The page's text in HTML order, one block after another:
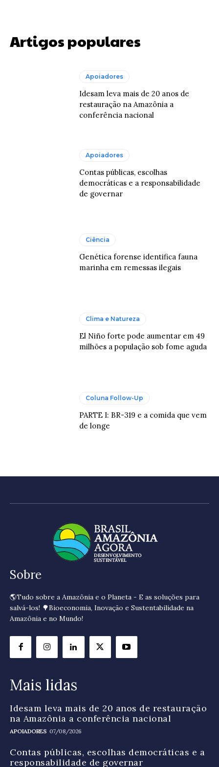
Artigos populares
Apoiadores
Idesam leva mais de 20 anos de
restauração na Amazônia a
conferência nacional
Apoiadores
Contas públicas, escolhas
democráticas e a responsabilidade
de governar
Ciência
Genética forense identifica fauna
marinha em remessas ilegais
Clima e Natureza
El Niño forte pode aumentar em 49
milhões a população sob fome aguda
Coluna Follow-Up
PARTE I: BR-319 e a comida que vem
de longe
Sobre
🌎Tudo sobre a Amazônia e o Planeta - E as soluções para
salvá-los! 🌳Bioeconomia, Inovação e Sustentabilidade na
Amazônia e no Mundo!
Mais lidas
Idesam leva mais de 20 anos de restauração
na Amazônia a conferência nacional
APOIADORES 07/08/2026
Contas públicas, escolhas democráticas e a
responsabilidade de governar